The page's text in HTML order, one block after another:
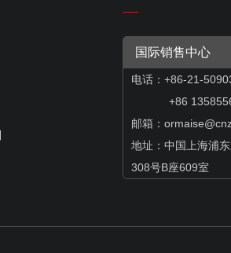
国际销售中心
电话：+86-21-
+86
邮箱：
地址：中国上海浦
308号B座609室